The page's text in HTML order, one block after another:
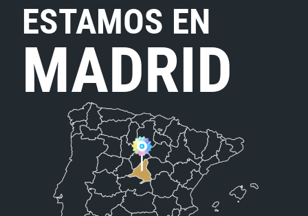
ESTAMOS EN
MADRID